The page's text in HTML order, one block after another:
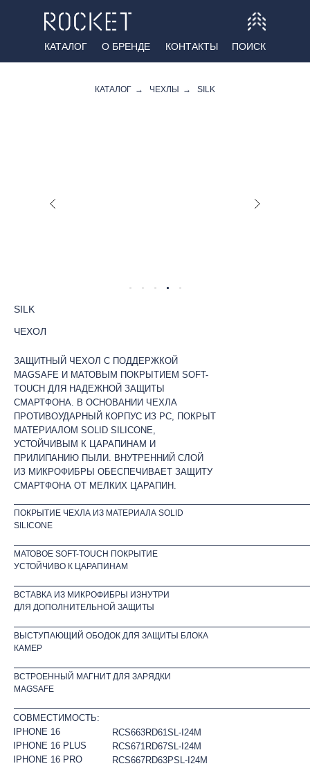
О БРЕНДЕ КОНТАКТЫ ПОИСК
КАТАЛОГ
КАТАЛОГ → ЧЕХЛЫ → SILK
СОВМЕСТИМОСТЬ:
IPHONE 16
IPHONE 16 PLUS
IPHONE 16 PRO
RCS663RD61SL-I24M
RCS671RD67SL-I24M
RCS667RD63PSL-I24M
SILK
ЧЕХОЛ
ПОКРЫТИЕ ЧЕХЛА ИЗ МАТЕРИАЛА SOLID
SILICONE
МАТОВОЕ SOFT-TOUCH ПОКРЫТИЕ
УСТОЙЧИВО К ЦАРАПИНАМ
ВСТАВКА ИЗ МИКРОФИБРЫ ИЗНУТРИ
ДЛЯ ДОПОЛНИТЕЛЬНОЙ ЗАЩИТЫ
ВЫСТУПАЮЩИЙ ОБОДОК ДЛЯ ЗАЩИТЫ БЛОКА
КАМЕР
ЗАЩИТНЫЙ ЧЕХОЛ С ПОДДЕРЖКОЙ
MAGSAFE И МАТОВЫМ ПОКРЫТИЕМ SOFT-
TOUCH ДЛЯ НАДЕЖНОЙ ЗАЩИТЫ
СМАРТФОНА. В ОСНОВАНИИ ЧЕХЛА
ПРОТИВОУДАРНЫЙ КОРПУС ИЗ PC, ПОКРЫТ
МАТЕРИАЛОМ SOLID SILICONE,
УСТОЙЧИВЫМ К ЦАРАПИНАМ И
ПРИЛИПАНИЮ ПЫЛИ. ВНУТРЕННИЙ СЛОЙ
ИЗ МИКРОФИБРЫ ОБЕСПЕЧИВАЕТ ЗАЩИТУ
СМАРТФОНА ОТ МЕЛКИХ ЦАРАПИН.
ВСТРОЕННЫЙ МАГНИТ ДЛЯ ЗАРЯДКИ
MAGSAFE